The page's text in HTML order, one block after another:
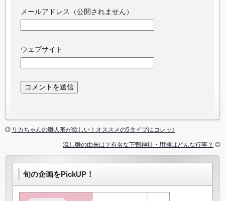
メールアドレス（公開されません）
ウェブサイト
リカちゃんの雛人形が欲しい！オススメの5タイプはコレッ♪
流し雛の由来は？有名な下鴨神社・用瀬はどんな行事？
旬の企画をPickUP！